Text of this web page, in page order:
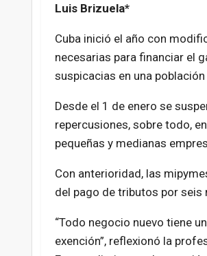
Luis Brizuela*
Cuba inició el año con
necesarias para financiar el
suspicacias en una
Desde el 1 de enero se
repercusiones, sobre todo,
pequeñas y medianas
Con anterioridad, las
del pago de tributos por seis
“Todo negocio nuevo tiene
exención”, reflexionó la